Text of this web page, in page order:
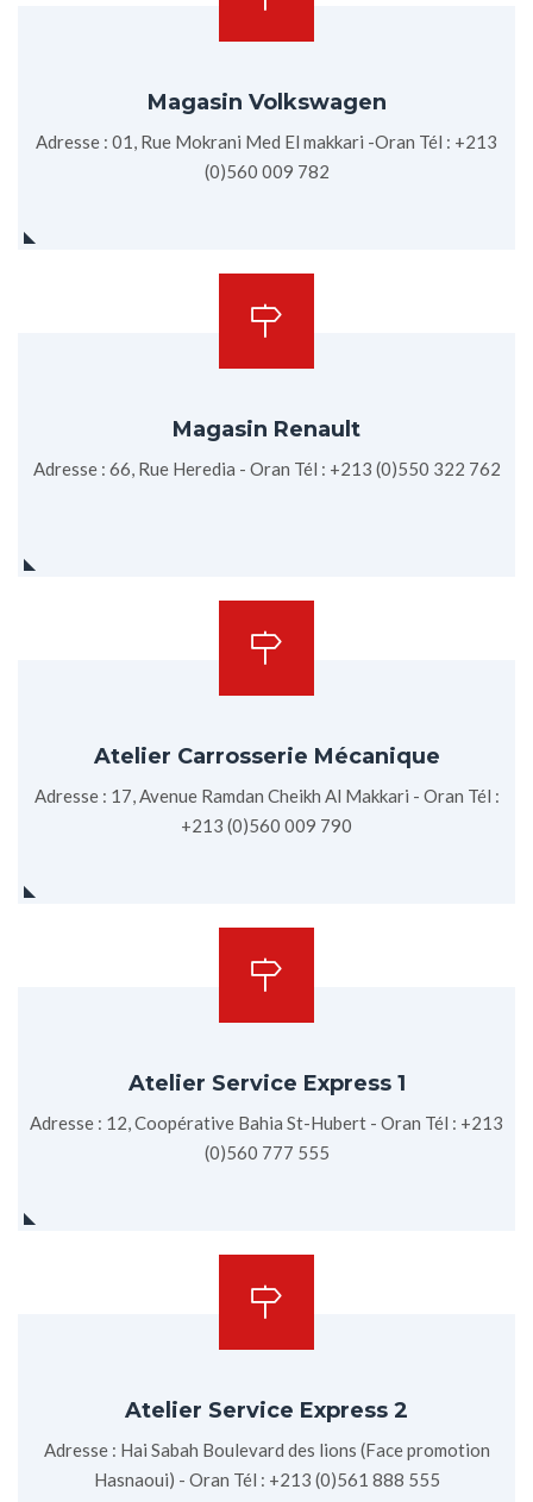
Magasin Volkswagen
Adresse : 01, Rue Mokrani Med El makkari -Oran Tél : +213
(0)560 009 782
Magasin Renault
Adresse : 66, Rue Heredia - Oran Tél : +213 (0)550 322 762
Atelier Carrosserie Mécanique
Adresse : 17, Avenue Ramdan Cheikh Al Makkari - Oran Tél :
+213 (0)560 009 790
Atelier Service Express 1
Adresse : 12, Coopérative Bahia St-Hubert - Oran Tél : +213
(0)560 777 555
Atelier Service Express 2
Adresse : Hai Sabah Boulevard des lions (Face promotion
Hasnaoui) - Oran Tél : +213 (0)561 888 555